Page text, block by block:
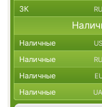
ЗК
Наличные
Наличные
Наличные
Наличные